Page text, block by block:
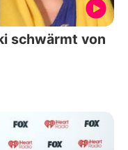
schwärmt von